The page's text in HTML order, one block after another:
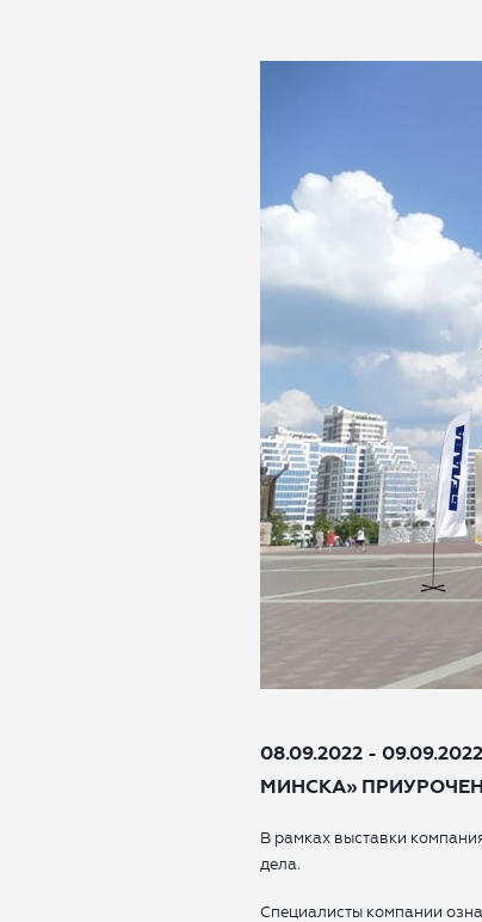
08.09.2022 -
МИНСКА»
В рамках выставки
дела.
Специалисты компании